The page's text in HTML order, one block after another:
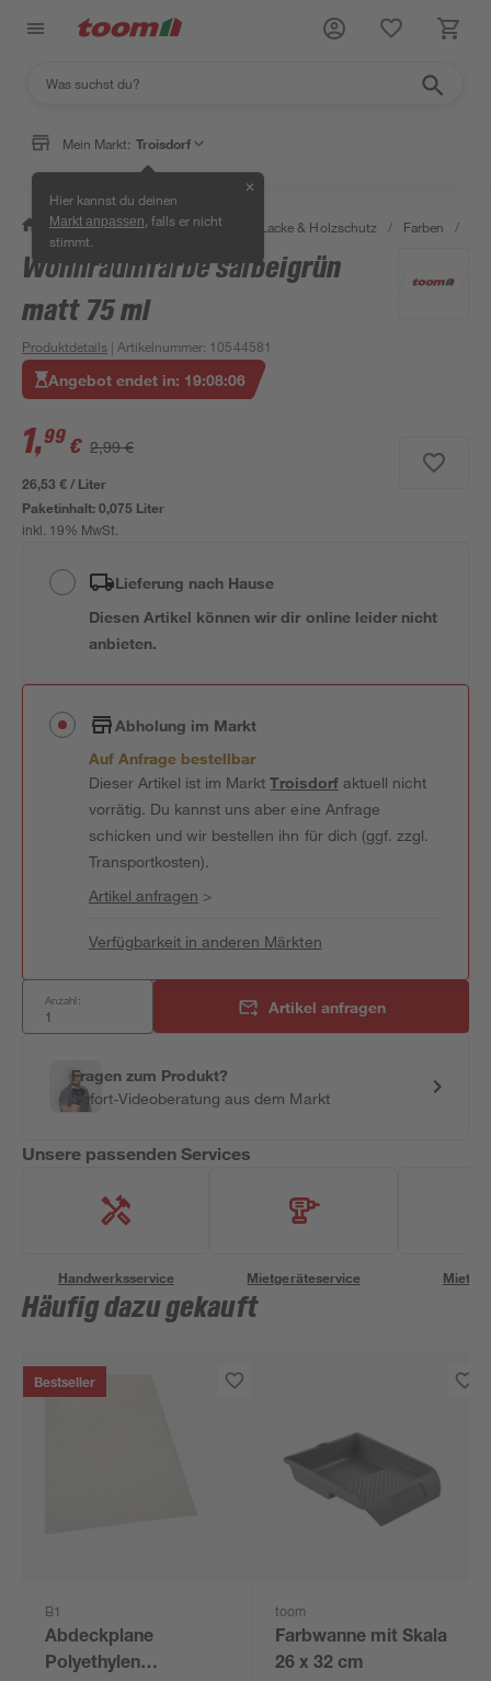
Mein Markt: Troisdorf
Hier kannst du deinen
Markt anpassen , falls er nicht
stimmt.
✕
/ Bauen & Renovieren / Farben, Lacke & Holzschutz / Farben /
- 33 %
Wohnraumfarbe salbeigrün
matt 75 ml
Produktdetails | Artikelnummer: 10544581
Angebot endet in: 19:08:05
1,99 € 2,99 €
26,53 € / Liter
Paketinhalt:0,075 Liter
inkl. 19% MwSt.
Lieferung nach Hause
Diesen Artikel können wir dir online leider nicht
anbieten.
Abholung im Markt
Auf Anfrage bestellbar
Dieser Artikel ist im MarktTroisdorfaktuell nicht
vorrätig. Du kannst uns aber eine Anfrage
schicken und wir bestellen ihn für dich (ggf. zzgl.
Transportkosten).
Artikel anfragen >
Verfügbarkeit in anderen Märkten
Anzahl: Artikel anfragen
Fragen zum Produkt?
Sofort-Videoberatung aus dem Markt
Unsere passenden Services
Handwerksservice Mietgeräteservice
Häufig dazu gekauft
Bestseller
B1
Abdeckplane
Polyethylen
toom
Farbwanne mit Skala
26 x 32 cm